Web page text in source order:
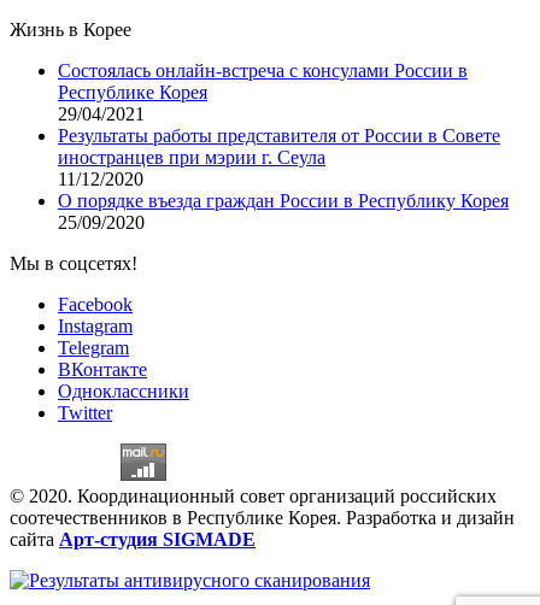
Жизнь в Корее
Состоялась онлайн-встреча с консулами России в
Республике Корея
29/04/2021
Результаты работы представителя от России в Совете
иностранцев при мэрии г. Сеула
11/12/2020
О порядке въезда граждан России в Республику Корея
25/09/2020
Мы в соцсетях!
Facebook
Instagram
Telegram
ВКонтакте
Одноклассники
Twitter
© 2020. Координационный совет организаций российских
соотечественников в Республике Корея. Разработка и дизайн
сайта Арт-студия SIGMADE